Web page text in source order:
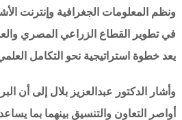
ونظم المعلومات الجغرافية وإنترنت
في تطوير القطاع الزراعي المصري
يعد خطوة استراتيجية نحو التكامل
وأشار الدكتور عبدالعزيز بلال إلى أن
أواصر التعاون والتنسيق بينهما بما